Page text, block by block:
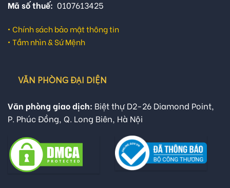
Mã số thuế: 0107613425
• Chính sách bảo mật thông tin
• Tầm nhìn & Sứ Mệnh
VĂN PHÒNG ĐẠI DIỆN
Văn phòng giao dịch: Biệt thự D2-26 Diamond Point,
P. Phúc Đồng, Q. Long Biên, Hà Nội